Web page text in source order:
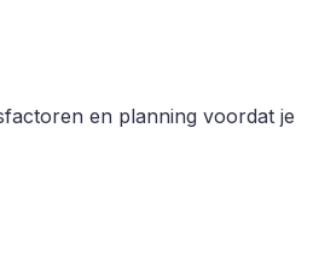
en planning voordat je